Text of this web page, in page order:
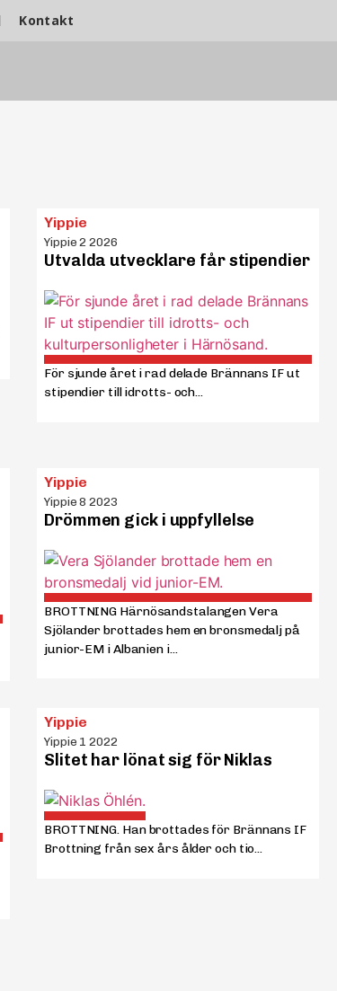
Kontakt
Yippie
Yippie 2 2026
Utvalda utvecklare får stipendier
För sjunde året i rad delade Brännans IF ut
stipendier till idrotts- och...
Yippie
Yippie 8 2023
Drömmen gick i uppfyllelse
BROTTNING Härnösandstalangen Vera
Sjölander brottades hem en bronsmedalj på
junior-EM i Albanien i...
Yippie
Yippie 1 2022
Slitet har lönat sig för Niklas
BROTTNING. Han brottades för Brännans IF
Brottning från sex års ålder och tio...